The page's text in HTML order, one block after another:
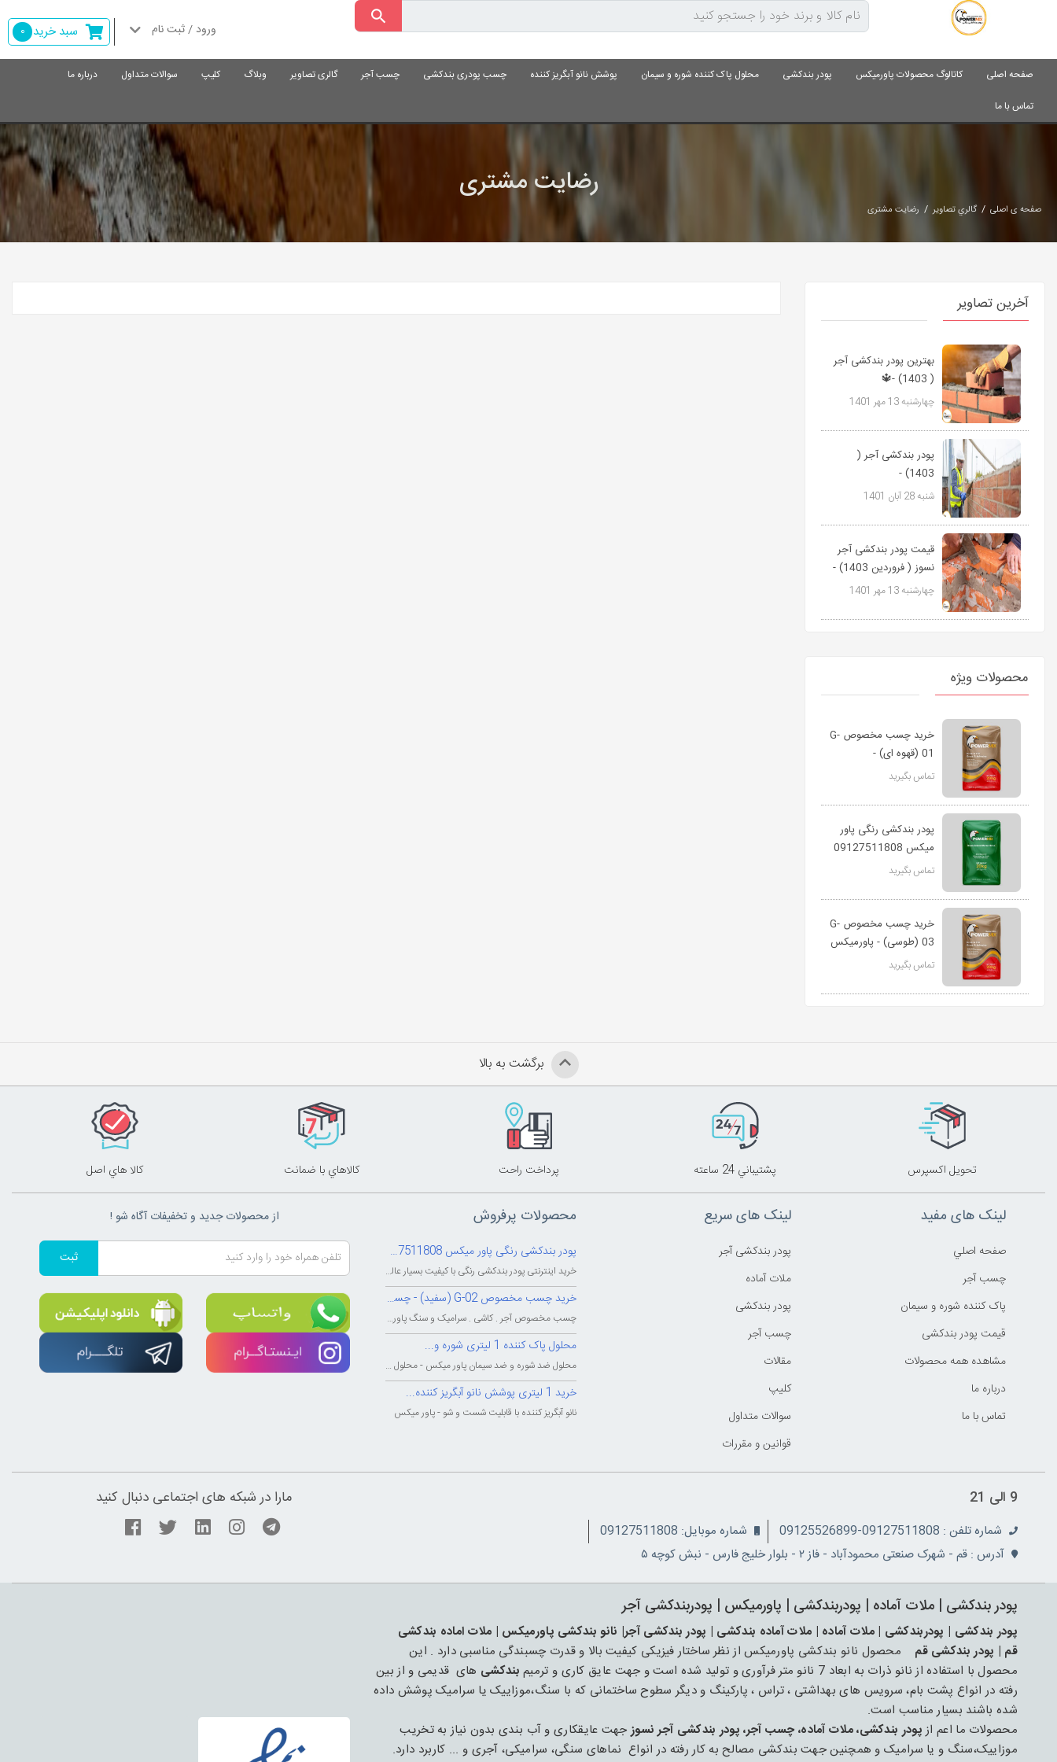
سبد خرید 0 ورود / ثبت نام
صفحه اصلی کاتالوگ محصولات پاورمیکس پودر بندکشی محلول پاک کننده شوره و سیمان پوشش نانو آبگریز کننده چسب پودری بندکشی چسب آجر گالری تصاویر وبلاگ کلیپ سوالات متداول
درباره ما
تماس با ما
رضایت مشتری
صفحه ی اصلی /گالري تصاوير/ رضایت مشتری
آخرین تصاویر
بهترین پودر بندکشی آجر
( 1403) -🔱
09127511808
چهارشنبه 13 مهر 1401
پودر بندکشی آجر (
1403) -
09127511808
شنبه 28 آبان 1401
قیمت پودر بندکشی آجر
نسوز ( فروردین 1403) -
09127511808...
چهارشنبه 13 مهر 1401
محصولات ویژه
خرید چسب مخصوص G-
01 (قهوه ای) -
پاورمیکس
تماس بگیرید
پودر بندکشی رنگی پاور
میکس 09127511808
تماس بگیرید
خرید چسب مخصوص G-
03 (طوسی) - پاورمیکس
تماس بگیرید
برگشت به بالا
تحويل اکسپرس پشتيباني 24 ساعته پرداخت راحت کالاهاي با ضمانت کالا هاي اصل
لینک های مفید
صفحه اصلي
چسب آجر
پاک کننده شوره و سیمان
قیمت پودر بندکشی
مشاهده همه محصولات
درباره ما
تماس با ما
لینک های سریع
پودر بندکشی آجر
ملات آماده
پودر بندکشی
چسب آجر
مقالات
کليپ
سوالات متداول
قوانين و مقررات
محصولات پرفروش
پودر بندکشی رنگی پاور میکس 09127511808
خرید اینترنتی پودر بندکشی رنگی با کیفیت بسیار عالی - شرکت بزرگ پاور میکس...
خرید چسب مخصوص G-02 (سفید) - چسب...
چسب مخصوص آجر . کاشی . سرامیک و سنگ پاور میکس - چسب پودری پاورمیکس - چسب...
محلول پاک کننده 1 لیتری شوره و...
محلول ضد شوره و ضد سیمان پاور میکس - محلول پاک کننده و شوینده شوره و سیمان...
خرید 1 لیتری پوشش نانو آبگریز کننده...
نانو آبگریز کننده با قابلیت شست و شو - پاور میکس
از محصولات جدید و تخفیفات آگاه شو !
ثبت
9 الی 21
شماره تلفن : 09127511808-09125526899
شماره موبایل: 09127511808
آدرس : قم - شهرک صنعتی محمودآباد - فاز ۲ - بلوار خلیج فارس - نبش کوچه ۵
مارا در شبکه های اجتماعی دنبال کنید
پودر بندکشی | ملات آماده | پودربندکشی | پاورمیکس | پودربندکشی آجر
پودر بندکشی | پودربندکشی | ملات آماده | ملات آماده بندکشی | پودر بندکشی آجر| نانو بندکشی پاورمیکس | ملات اماده بندکشی
قم | پودر بندکشی قم
محصول نانو بندکشی پاورمیکس از نظر ساختار فیزیکی کیفیت بالا و قدرت چسبندگی مناسبی دارد . این
محصول با استفاده از نانو ذرات به ابعاد 7 نانو متر فرآوری و تولید شده است و جهت عایق کاری و ترمیم
بندکشی های قدیمی و از بین
رفته در انواع پشت بام، سرویس های بهداشتی ، تراس ، پارکینگ و دیگر سطوح ساختمانی که با سنگ،موزاییک یا سرامیک پوشش داده
شده باشند بسیار مناسب است.
محصولات ما اعم ازپودر بندکشی، ملات آماده، چسب آجر، پودر بندکشی آجر نسوزجهت عایقکاری و آب بندی بدون نیاز به تخریب
موزاییک،سنگ و یا سرامیک و همچنین جهت بندکشی مصالح به کار رفته در انواع نماهای سنگی، سرامیکی، آجری و ... کاربرد دارد.